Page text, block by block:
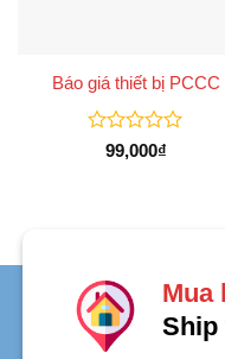
Báo giá thiết bị PCCC
Được
99,000₫
Mua
Ship